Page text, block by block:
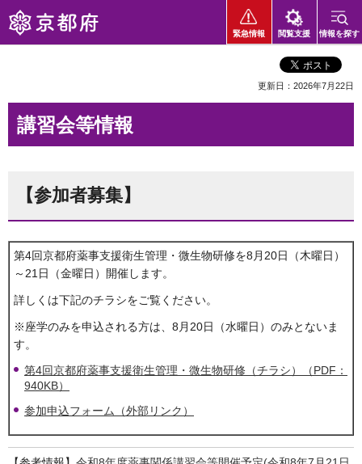
京都府
緊急情報 閲覧支援 情報を探す
更新日：2026年7月22日
講習会等情報
【参加者募集】
第4回京都府薬事支援衛生管理・微生物研修を8月20日（木曜日）
～21日（金曜日）開催します。
詳しくは下記のチラシをご覧ください。
※座学のみを申込される方は、8月20日（水曜日）のみとないま
す。
第4回京都府薬事支援衛生管理・微生物研修（チラシ）（PDF：
940KB）
参加申込フォーム（外部リンク）